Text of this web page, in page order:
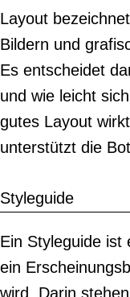
Layout
Bildern und
Es entscheidet
und wie leicht
gutes Layout
unterstützt die
Styleguide
Ein Styleguide ist
ein
wird. Darin